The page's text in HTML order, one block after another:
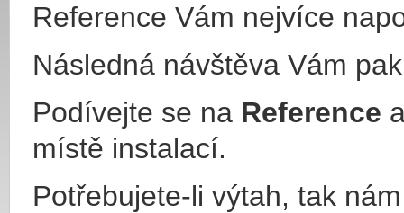
Reference Vám nejvíce
Následná návštěva Vám
Podívejte se na Reference
místě instalací.
Potřebujete-li výtah, tak